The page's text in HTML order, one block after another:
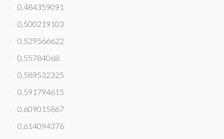
0,484359091
0,500219103
0,529566622
0,55784068
0,589532325
0,591794615
0,609015867
0,614094376